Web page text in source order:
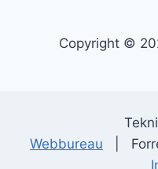
Copyright ©
Webbureau |